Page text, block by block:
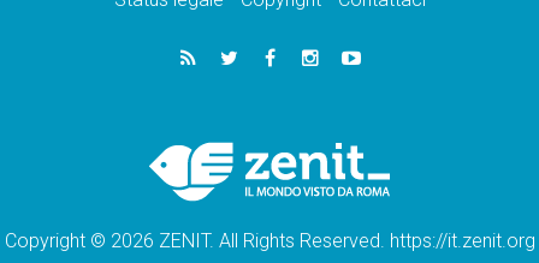
Copyright © 2026 ZENIT. All Rights Reserved. https://it.zenit.org